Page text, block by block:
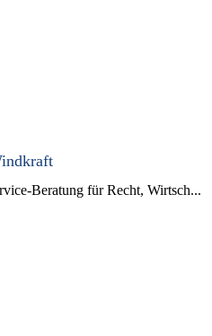
Beratung für Recht, Wirtsch...